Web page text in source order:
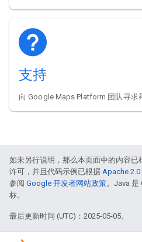
支持
向 Google Maps Platform 团队寻求
如未另行说明，那么本页面中的内容已
许可，并且代码示例已根据 Apache 2.0
参阅 Google 开发者网站政策。Java 是
标。
最后更新时间 (UTC)：2025-05-05。